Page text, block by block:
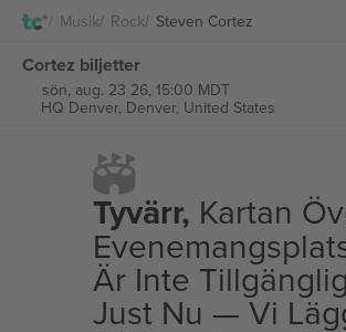
Musik Rock Steven Cortez
Cortez biljetter
sön, aug. 23 26, 15:00 MDT
HQ Denver, Denver, United States
Tyvärr, Kartan
Är Inte Tillgänglig
Just Nu — Vi